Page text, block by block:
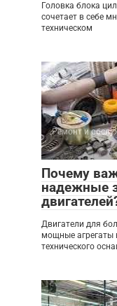
Головка блока
сочетает в себе
техническом
Ремонт и
Почему
надежные
Двигатели для
мощные агрегаты
технического